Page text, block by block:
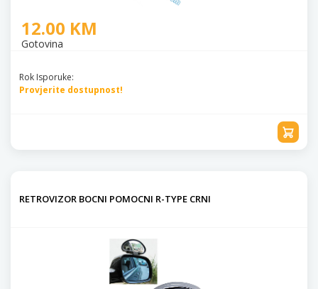
12.00 KM
Gotovina
Rok Isporuke:
Provjerite dostupnost!
RETROVIZOR BOCNI POMOCNI R-TYPE CRNI